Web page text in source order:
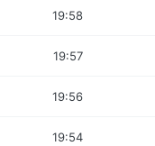
19:58
19:57
19:56
19:54